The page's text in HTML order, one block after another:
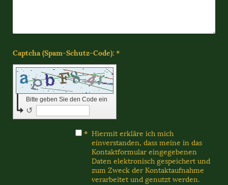
Captcha (Spam-Schutz-Code): *
Bitte geben Sie den Code ein
↺
* Hiermit erkläre ich mich
einverstanden, dass meine in das
Kontaktformular eingegebenen
Daten elektronisch gespeichert und
zum Zweck der Kontaktaufnahme
verarbeitet und genutzt werden.